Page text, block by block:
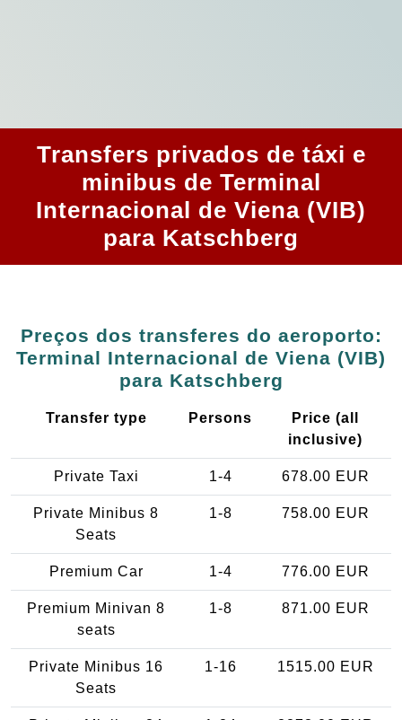
Transfers privados de táxi e
minibus de Terminal
Internacional de Viena (VIB)
para Katschberg
Preços dos transferes do aeroporto:
Terminal Internacional de Viena (VIB)
para Katschberg
Transfer type Persons
Price (all
inclusive)
Private Taxi 1-4 678.00 EUR
Private Minibus 8
Seats
1-8 758.00 EUR
Premium Car 1-4 776.00 EUR
Premium Minivan 8
seats
1-8 871.00 EUR
Private Minibus 16
Seats
1-16 1515.00 EUR